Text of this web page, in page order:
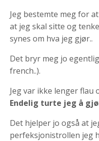
Jeg bestemte meg for
at jeg skal sitte og
synes om hva jeg gjør..
Det bryr meg jo
french..).
Jeg var ikke lenger flau
Endelig turte jeg å
Det hjelper jo også at
perfeksjonistrollen jeg